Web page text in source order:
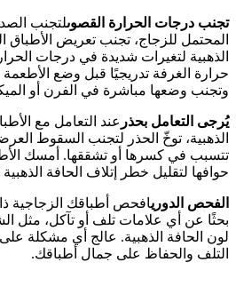
تجنب درجات الحرارة القصوىلتجنب
المحتمل للزجاج، تجنب تعريض الأطباق
الذهبية لتغيرات شديدة في درجات
حرارة الغرفة تدريجيًا قبل وضع الأطعمة
وتجنب وضعها مباشرة في الفرن أو
يُرجى التعامل بحذر عند التعامل مع
الذهبية، توخّ الحذر لتجنب السقوط
تتسبب في كسرها أو تشققها. أمسك
حوافها لتقليل خطر إتلاف الحافة الذهبية
الفحص الدوريافحص أطباقك الزجاجية
بحثًا عن أي علامات تلف أو تآكل، مثل
لون الحافة الذهبية. عالج أي مشكلة
التلف والحفاظ على جمال أطباقك.